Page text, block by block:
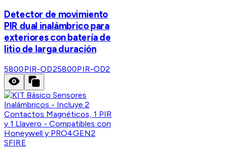
Detector de movimiento
PIR dual inalámbrico para
exteriores con batería de
litio de larga duración
5800PIR-OD25800PIR-OD2
SFIRE